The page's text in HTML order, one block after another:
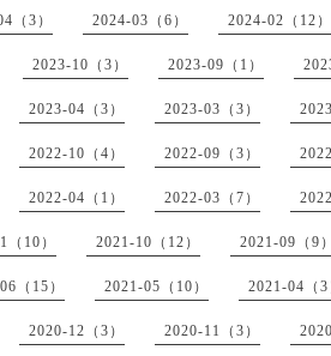
（3） 2024-03（6） 2024-02（12）
2023-10（3） 2023-09（1）
2023-04（3） 2023-03（3）
2022-10（4） 2022-09（3）
2022-04（1） 2022-03（7）
（10） 2021-10（12） 2021-09（9）
（15） 2021-05（10） 2021-04（3
2020-12（3） 2020-11（3）